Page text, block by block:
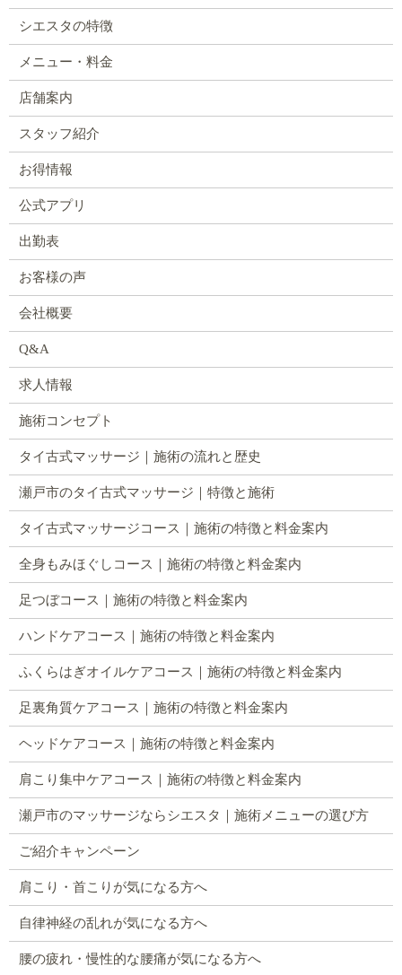
シエスタの特徴
メニュー・料金
店舗案内
スタッフ紹介
お得情報
公式アプリ
出勤表
お客様の声
会社概要
Q&A
求人情報
施術コンセプト
タイ古式マッサージ｜施術の流れと歴史
瀬戸市のタイ古式マッサージ｜特徴と施術
タイ古式マッサージコース｜施術の特徴と料金案内
全身もみほぐしコース｜施術の特徴と料金案内
足つぼコース｜施術の特徴と料金案内
ハンドケアコース｜施術の特徴と料金案内
ふくらはぎオイルケアコース｜施術の特徴と料金案内
足裏角質ケアコース｜施術の特徴と料金案内
ヘッドケアコース｜施術の特徴と料金案内
肩こり集中ケアコース｜施術の特徴と料金案内
瀬戸市のマッサージならシエスタ｜施術メニューの選び方
ご紹介キャンペーン
肩こり・首こりが気になる方へ
自律神経の乱れが気になる方へ
腰の疲れ・慢性的な腰痛が気になる方へ